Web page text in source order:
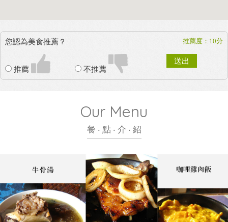
您認為美食推薦？ 推薦度：10分
推薦 不推薦
送出
Our Menu
餐 ‧ 點 ‧ 介 ‧ 紹